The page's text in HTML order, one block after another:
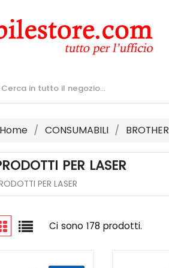
CONSUMABILI BROTHER
PER LASER
PER LASER
Ci sono 178 prodotti.